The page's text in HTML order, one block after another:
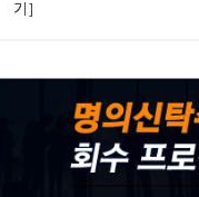
기 ]